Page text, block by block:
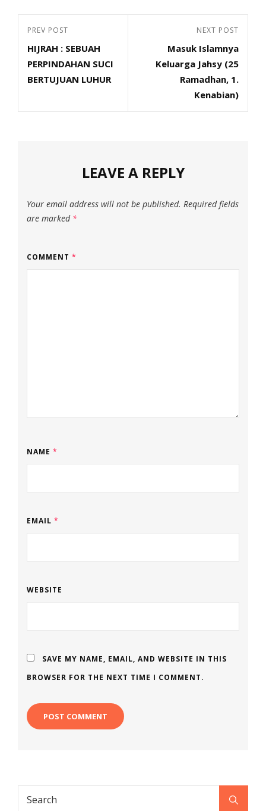
PREV POST
HIJRAH : SEBUAH
PERPINDAHAN SUCI
BERTUJUAN LUHUR
NEXT POST
Masuk Islamnya
Keluarga Jahsy (25
Ramadhan, 1.
Kenabian)
LEAVE A REPLY
Your email address will not be published. Required fields
are marked *
COMMENT *
NAME *
EMAIL *
WEBSITE
SAVE MY NAME, EMAIL, AND WEBSITE IN THIS
BROWSER FOR THE NEXT TIME I COMMENT.